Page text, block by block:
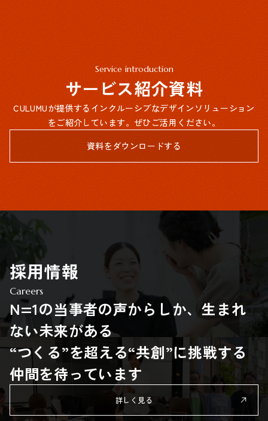
Service introduction
サービス紹介資料
CULUMUが提供するインクルーシブなデザインソリューション
をご紹介しています。ぜひご活用ください。
資料をダウンロードする
採用情報
Careers
N=1の当事者の声からしか、生まれ
ない未来がある
“つくる”を超える“共創”に挑戦する
仲間を待っています
詳しく見る